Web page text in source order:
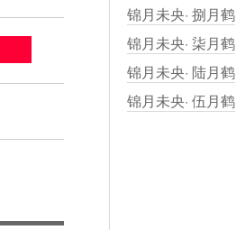
锦月未央· 捌月鹤
锦月未央· 柒月鹤
锦月未央· 陆月鹤
锦月未央· 伍月鹤